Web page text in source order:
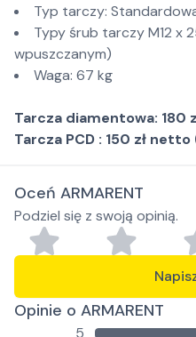
Typ tarczy:
Typy śrub tarczy M12 x
wpuszczanym)
Waga: 67 kg
Tarcza diamentowa:
Tarcza PCD : 150 zł
Oceń ARMARENT
Podziel się z swoją opinią.
Opinie o ARMARENT
5